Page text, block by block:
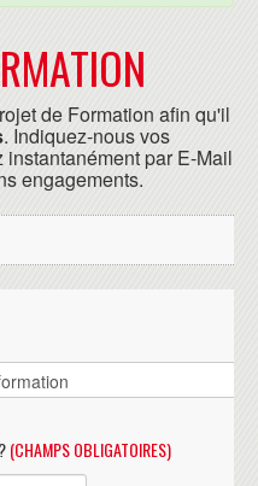
de Formation afin qu'il
. Indiquez-nous vos
par E-Mail
engagements.
(CHAMPS OBLIGATOIRES)